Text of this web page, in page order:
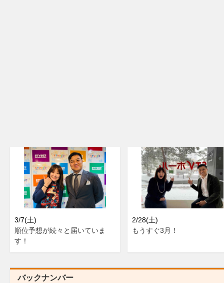
3/7(土)
順位予想が続々と届いていま
す！
2/28(土)
もうすぐ3月！
バックナンバー